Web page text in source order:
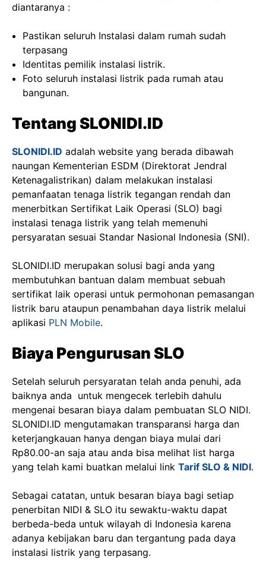
diantaranya :
Pastikan seluruh Instalasi dalam rumah sudah
terpasang
Identitas pemilik instalasi listrik.
Foto seluruh instalasi listrik pada rumah atau
bangunan.
Tentang SLONIDI.ID
SLONIDI.ID adalah website yang berada dibawah
naungan Kementerian ESDM (Direktorat Jendral
Ketenagalistrikan) dalam melakukan instalasi
pemanfaatan tenaga listrik tegangan rendah dan
menerbitkan Sertifikat Laik Operasi (SLO) bagi
instalasi tenaga listrik yang telah memenuhi
persyaratan sesuai Standar Nasional Indonesia (SNI).
SLONIDI.ID merupakan solusi bagi anda yang
membutuhkan bantuan dalam membuat sebuah
sertifikat laik operasi untuk permohonan pemasangan
listrik baru ataupun penambahan daya listrik melalui
aplikasi PLN Mobile.
Biaya Pengurusan SLO
Setelah seluruh persyaratan telah anda penuhi, ada
baiknya anda untuk mengecek terlebih dahulu
mengenai besaran biaya dalam pembuatan SLO NIDI.
SLONIDI.ID mengutamakan transparansi harga dan
keterjangkauan hanya dengan biaya mulai dari
Rp80.00-an saja atau anda bisa melihat list harga
yang telah kami buatkan melalui link Tarif SLO & NIDI.
Sebagai catatan, untuk besaran biaya bagi setiap
penerbitan NIDI & SLO itu sewaktu-waktu dapat
berbeda-beda untuk wilayah di Indonesia karena
adanya kebijakan baru dan tergantung pada daya
instalasi listrik yang terpasang.